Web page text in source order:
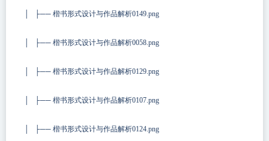
│ ├── 楷书形式设计与作品解析0149.png
│ ├── 楷书形式设计与作品解析0058.png
│ ├── 楷书形式设计与作品解析0129.png
│ ├── 楷书形式设计与作品解析0107.png
│ ├── 楷书形式设计与作品解析0124.png